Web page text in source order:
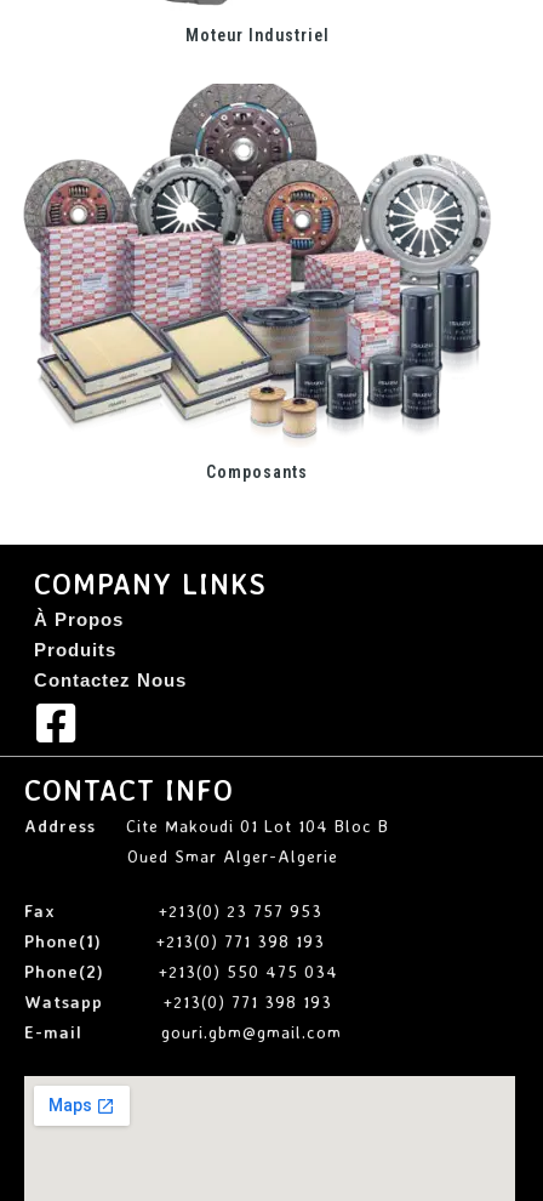
Moteur Industriel
Composants
COMPANY LINKS
À Propos
Produits
Contactez Nous
CONTACT INFO
Address Cite Makoudi 01 Lot 104 Bloc B
Oued Smar Alger-Algerie
Fax
+213(0) 23 757 953
Phone(1)
+213(0) 771 398 193
Phone(2)
+213(0) 550 475 034
Watsapp
+213(0) 771 398 193
E-mail
gouri.gbm@gmail.com